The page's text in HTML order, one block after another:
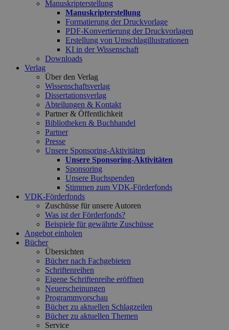
Manuskripterstellung
Manuskripterstellung
Formatierung der Druckvorlage
PDF-Konvertierung der Druckvorlagen
Erstellung von Umschlagillustrationen
KI in der Wissenschaft
Downloads
Verlag
Über den Verlag
Wissenschaftsverlag
Dissertationsverlag
Abteilungen & Kontakt
Partner & Öffentlichkeit
Bibliotheken & Buchhandel
Partner
Presse
Unsere Sponsoring-Aktivitäten
Unsere Sponsoring-Aktivitäten
Sponsoring
Unsere Buchspenden
Stimmen zum VDK-Förderfonds
VDK-Förderfonds
Zuschüsse für unsere Autoren
Was ist der Förderfonds?
Beispiele für gewährte Zuschüsse
Angebot einholen
Bücher
Übersichten
Bücher nach Fachgebieten
Schriftenreihen
Eigene Schriftenreihe eröffnen
Neuerscheinungen
Programmvorschau
Bücher zu aktuellen Schlagzeilen
Bücher zu aktuellen Themen
Service